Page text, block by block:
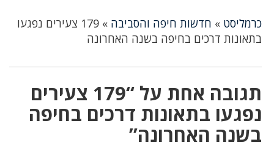
כרמליסט » חדשות חיפה והסביבה »
179 צעירים נפגעו
בתאונות דרכים בחיפה בשנה האחרונה
תגובה אחת על “179 צעירים
נפגעו בתאונות דרכים בחיפה
בשנה האחרונה”